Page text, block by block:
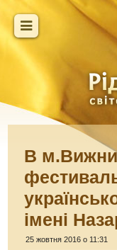
В
імені
25 жовтня 2016 о 11:31